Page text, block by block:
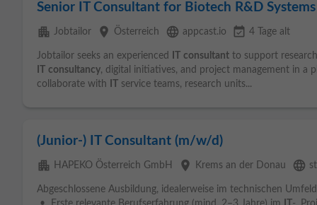
Senior IT Consultant for Biotech R&D Systems
apartment Jobtailor place Österreich language appcast.io event_available 4 Tage alt
Jobtailor seeks an experienced consultant to support
consultancy, digital initiatives, and project management in a
collaborate with
service teams, research units...
(Junior-) IT Consultant (m/w/d)
apartment HAPEKO Österreich GmbH place Krems an der Donau language
Abgeschlossene Ausbildung, idealerweise im technischen